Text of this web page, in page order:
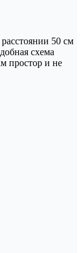
50 см
схема
простор и не